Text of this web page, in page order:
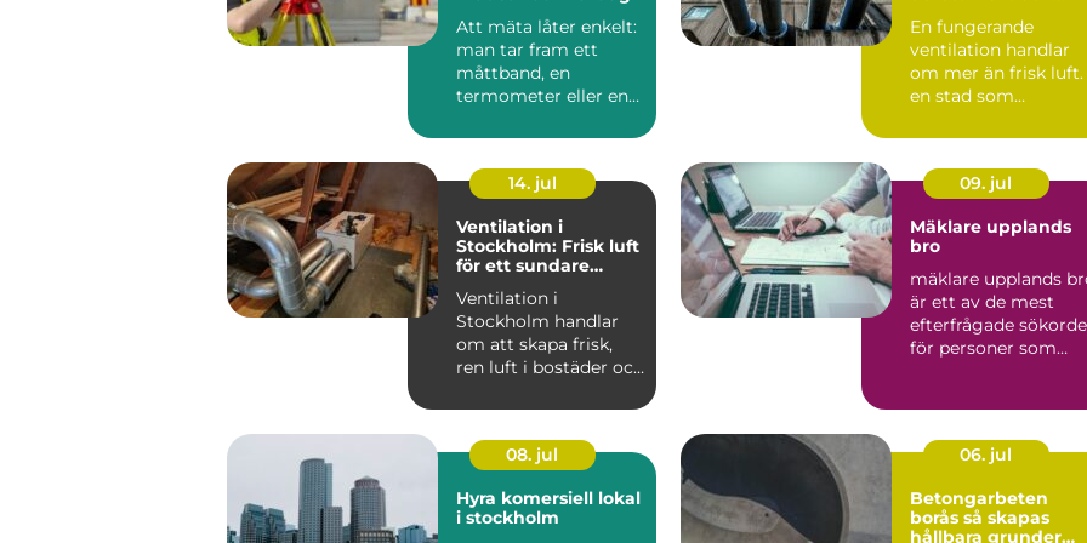
Att mäta låter enkelt:
man tar fram ett
måttband, en
termometer eller en
värde....
inomhusklimat
En fungerande
ventilation handlar
om mer än frisk luft.
en stad som
hus, kalla...
14. jul
Ventilation i
Stockholm: Frisk luft
för ett sundare
Ventilation i
Stockholm handlar
om att skapa frisk,
ren luft i bostäder och
moder...
09. jul
Mäklare upplands
bro
mäklare upplands
är ett av de mest
efterfrågade
för personer som
08. jul
Hyra komersiell lokal
i stockholm
06. jul
Betongarbeten
borås så skapas
hållbara grunder